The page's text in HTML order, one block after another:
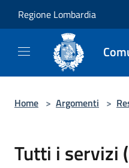
Regione Lombardia
Home > Argomenti >
Tutti i servizi